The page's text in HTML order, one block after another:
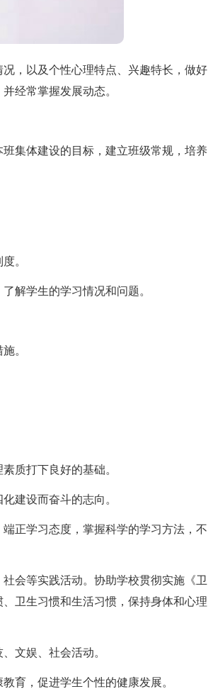
，以及个性心理特点、兴趣特长，做好
经常掌握发展动态。
集体建设的目标，建立班级常规，培养
。
学生的学习情况和问题。
。
质打下良好的基础。
建设而奋斗的志向。
学习态度，掌握科学的学习方法，不
等实践活动。协助学校贯彻实施《卫
卫生习惯和生活习惯，保持身体和心理
文娱、社会活动。
，促进学生个性的健康发展。